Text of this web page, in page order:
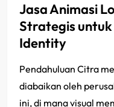
Jasa Animasi
Strategis
Identity
Pendahuluan Citra
diabaikan oleh
ini, di mana visual